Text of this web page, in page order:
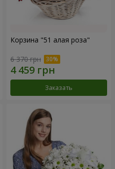
Корзина "51 алая роза"
6 370 грн
Заказать